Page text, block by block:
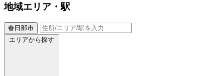
地域エリア・駅
春日部市
エリアから探す